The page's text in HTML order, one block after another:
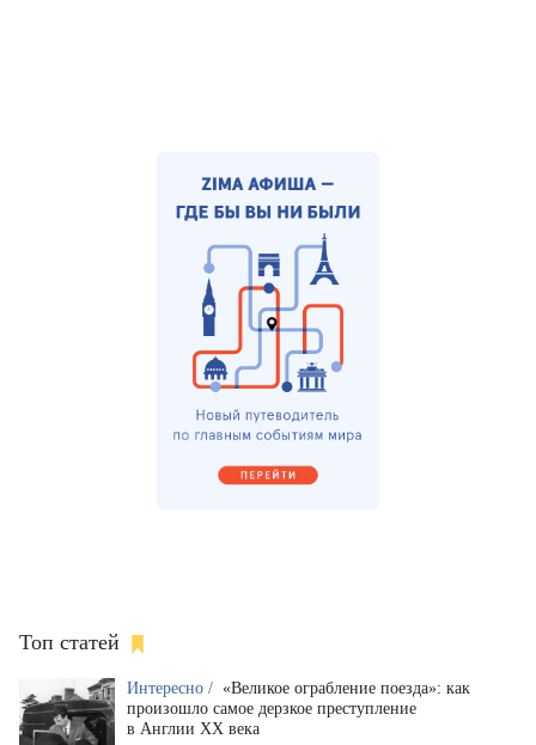
Топ статей
Интересно / «Великое ограбление поезда»: как
произошло самое дерзкое преступление
в Англии XX века